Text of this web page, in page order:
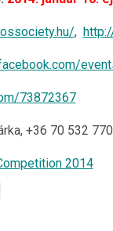
,
73872367
+36 70 532
2014